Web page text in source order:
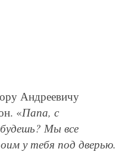
Андреевичу
«Папа, с
Мы все
у тебя под дверью.